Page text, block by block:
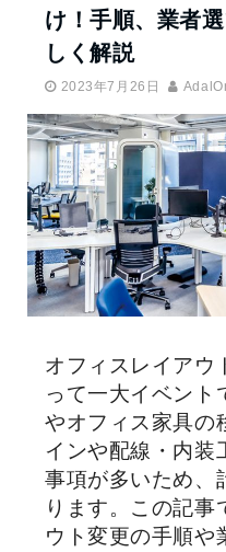
け！手順、業者
しく解説
2023年7月26日
オフィスレイアウ
って一大イベント
やオフィス家具の
インや配線・内装
事項が多いため、
ります。この記事
ウト変更の手順や